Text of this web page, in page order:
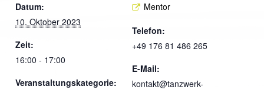
Datum:
10. Oktober 2023
Zeit:
16:00 - 17:00
Veranstaltungskategorie:
Mentor
Telefon:
+49 176 81 486 265
E-Mail:
kontakt@tanzwerk-